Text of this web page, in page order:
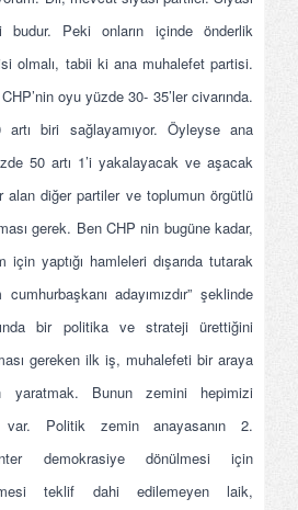
budur. Peki onların içinde önderlik
olmalı, tabii ki ana muhalefet partisi.
oyu yüzde 30- 35’ler civarında.
biri sağlayamıyor. Öyleyse ana
50 artı 1’i yakalayacak ve aşacak
alan diğer partiler ve toplumun örgütlü
gerek. Ben CHP nin bugüne kadar,
yaptığı hamleleri dışarıda tutarak
adayımızdır” şeklinde
bir politika ve strateji ürettiğini
gereken ilk iş, muhalefeti bir araya
yaratmak. Bunun zemini hepimizi
var. Politik zemin anayasanın 2.
demokrasiye dönülmesi için
teklif dahi edilemeyen laik,